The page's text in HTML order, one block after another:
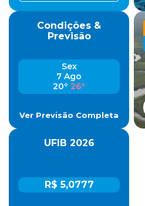
Condições &
Previsão
Sex
7 Ago
20º 26º
Ver Previsão Completa
UFIB 2026
R$ 5,0777